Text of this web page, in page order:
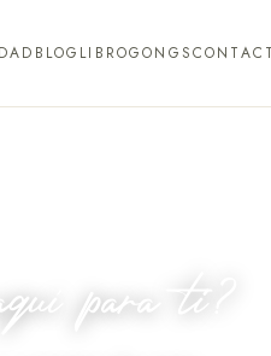
BLOG LIBROGONGS
para ti?